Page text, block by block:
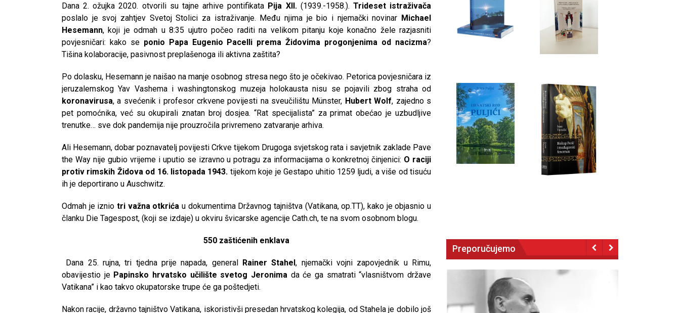
Dana 2. ožujka 2020. otvorili su tajne arhive pontifikata Pija XII. (1939.-1958.). Trideset istraživača
poslalo je svoj zahtjev Svetoj Stolici za istraživanje. Među njima je bio i njemački novinar Michael
Hesemann, koji je odmah u 8:35 ujutro počeo raditi na velikom pitanju koje konačno žele razjasniti
povjesničari: kako se ponio Papa Eugenio Pacelli prema Židovima progonjenima od nacizma?
Tišina kolaboracije, pasivnost preplašenoga ili aktivna zaštita?
Po dolasku, Hesemann je naišao na manje osobnog stresa nego što je očekivao. Petorica povjesničara iz
jeruzalemskog Yav Vashema i washingtonskog muzeja holokausta nisu se pojavili zbog straha od
koronavirusa, a svećenik i profesor crkvene povijesti na sveučilištu Münster, Hubert Wolf, zajedno s
pet pomoćnika, već su okupirali znatan broj dosjea. “Rat specijalista” za primat obećao je uzbudljive
trenutke… sve dok pandemija nije prouzročila privremeno zatvaranje arhiva.
Ali Hesemann, dobar poznavatelj povijesti Crkve tijekom Drugoga svjetskog rata i savjetnik zaklade Pave
the Way nije gubio vrijeme i uputio se izravno u potragu za informacijama o konkretnoj činjenici: O raciji
protiv rimskih Židova od 16. listopada 1943. tijekom koje je Gestapo uhitio 1259 ljudi, a više od tisuću
ih je deportirano u Auschwitz.
Odmah je iznio tri važna otkrića u dokumentima Državnog tajništva (Vatikana, op.TT), kako je objasnio u
članku Die Tagespost, (koji se izdaje) u okviru švicarske agencije Cath.ch, te na svom osobnom blogu.
550 zaštićenih enklava
Dana 25. rujna, tri tjedna prije napada, general Rainer Stahel, njemački vojni zapovjednik u Rimu,
obavijestio je Papinsko hrvatsko učilište svetog Jeronima da će ga smatrati “vlasništvom države
Vatikana” i kao takvo okupatorske trupe će ga poštedjeti.
Nakon racije, državno tajništvo Vatikana, iskoristivši presedan hrvatskog kolegija, od Stahela je dobilo još
Preporučujemo